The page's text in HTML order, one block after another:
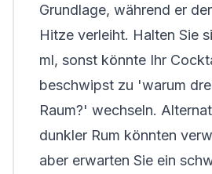
Grundlage, während er
Hitze verleiht. Halten Sie
ml, sonst könnte Ihr
beschwipst zu 'warum
Raum?' wechseln.
dunkler Rum könnten
aber erwarten Sie ein